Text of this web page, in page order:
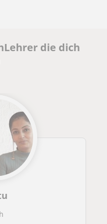
die dich